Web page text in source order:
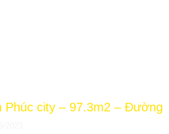
Phúc city – 97.3m2 – Đường
2023